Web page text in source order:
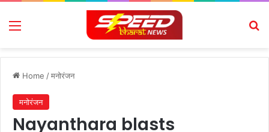
Menu
Home /मनोरंजन
मनोरंजन
Nayanthara blasts